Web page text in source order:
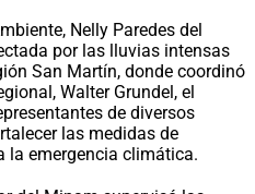
Nelly Paredes del
por las lluvias intensas
San Martín, donde coordinó
Walter Grundel, el
de diversos
las medidas de
la emergencia climática.